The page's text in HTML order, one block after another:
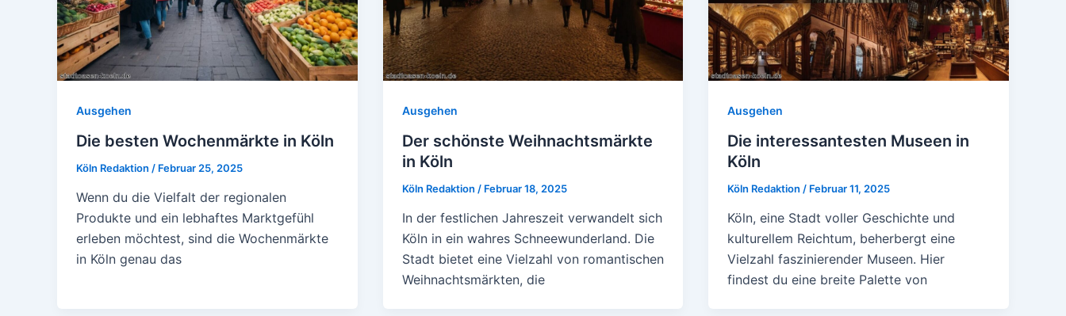
Ausgehen
Die besten Wochenmärkte in Köln
Köln Redaktion / Februar 25, 2025
Wenn du die Vielfalt der regionalen
Produkte und ein lebhaftes Marktgefühl
erleben möchtest, sind die Wochenmärkte
in Köln genau das
Ausgehen
Der schönste Weihnachtsmärkte
in Köln
Köln Redaktion / Februar 18, 2025
In der festlichen Jahreszeit verwandelt sich
Köln in ein wahres Schneewunderland. Die
Stadt bietet eine Vielzahl von romantischen
Weihnachtsmärkten, die
Ausgehen
Die interessantesten Museen in
Köln
Köln Redaktion / Februar 11, 2025
Köln, eine Stadt voller Geschichte und
kulturellem Reichtum, beherbergt eine
Vielzahl faszinierender Museen. Hier
findest du eine breite Palette von